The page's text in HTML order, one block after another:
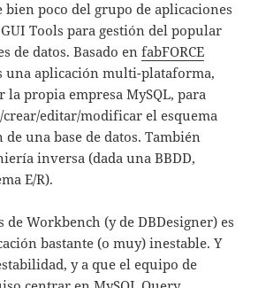
bien poco del grupo de aplicaciones
Tools para gestión del popular
de datos. Basado enfabFORCE
una aplicación multi-plataforma,
la propia empresa MySQL, para
editar/modificar el esquema
una base de datos. También
inversa (dada una BBDD,
E/R).
de Workbench (y de DBDesigner) es
bastante (o muy) inestable. Y
y a que el equipo de